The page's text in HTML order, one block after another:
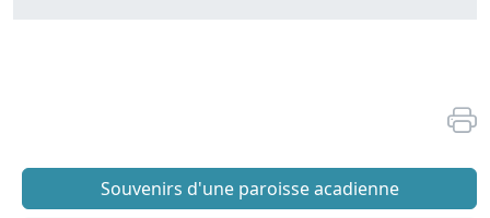
Souvenirs d'une paroisse acadienne